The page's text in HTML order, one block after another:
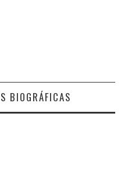
BIOGRÁFICAS